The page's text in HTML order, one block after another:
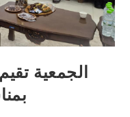
الجمعية